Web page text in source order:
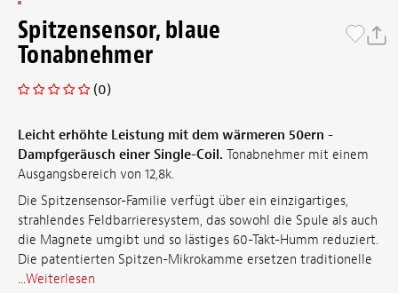
Spitzensensor, blaue
Tonabnehmer
(0)
Leicht erhöhte Leistung mit dem wärmeren 50ern -
Dampfgeräusch einer Single-Coil. Tonabnehmer mit einem
Ausgangsbereich von 12,8k.
Die Spitzensensor-Familie verfügt über ein einzigartiges,
strahlendes Feldbarrieresystem, das sowohl die Spule als auch
die Magnete umgibt und so lästiges 60-Takt-Humm reduziert.
Die patentierten Spitzen-Mikrokamme ersetzen traditionelle
...Weiterlesen